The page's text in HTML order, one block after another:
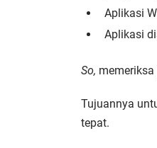
Aplikasi
Aplikasi
So,
Tujuannya
tepat.